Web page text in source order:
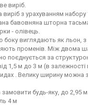
виріб.
виріб з урахуванням набору
бавовняна шторна
- олівець.
виглядають як льон, з
променів. Між двома
поєднується за
1,5 м до 3 м (в
. Велику ширину
будь-яку, до 2,95
4 м